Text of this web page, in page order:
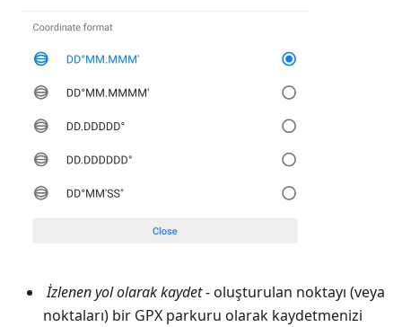
İzlenen yol olarak kaydet- oluşturulan noktayı (veya
noktaları) bir GPX parkuru olarak kaydetmenizi